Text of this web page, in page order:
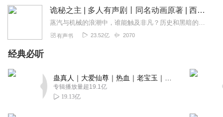
诡秘之主 | 多人有声剧丨同名动画原著 | 西幻克苏鲁 | 乌贼作品
蒸汽与机械的浪潮中，谁能触及非凡？历史和黑暗的迷雾里，又是谁在耳语？我从诡秘中醒来，睁眼看见这个世界：枪械，大炮，巨舰，飞空艇，差分机；魔药，占卜，诅咒，倒吊人...
有声书 23.52亿 2070
经典必听
专辑播放量超19.1亿
19.13亿